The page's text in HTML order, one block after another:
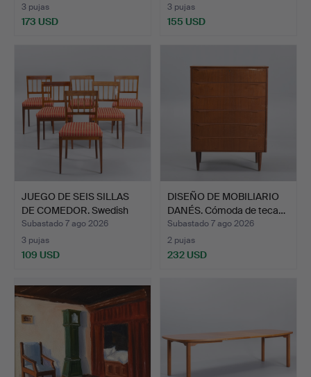
3 pujas
173 USD
3 pujas
155 USD
JUEGO DE SEIS SILLAS
DE COMEDOR. Swedish
G…
Subastado 7 ago 2026
3 pujas
109 USD
DISEÑO DE MOBILIARIO
DANÉS. Cómoda de teca…
Subastado 7 ago 2026
2 pujas
232 USD